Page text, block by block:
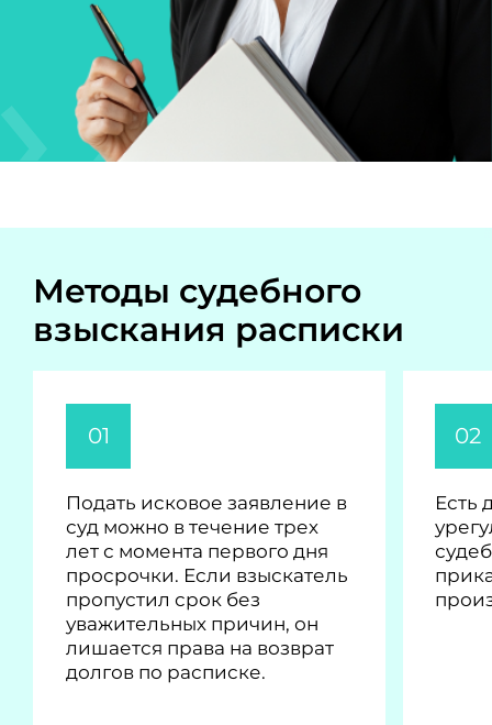
Методы судебного
взыскания расписки
01
Подать исковое заявление в
суд можно в течение трех
лет с момента первого дня
просрочки. Если взыскатель
пропустил срок без
уважительных причин, он
лишается права на возврат
долгов по расписке.
02
Есть